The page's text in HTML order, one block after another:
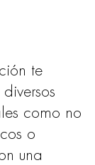
te
como no
o
una